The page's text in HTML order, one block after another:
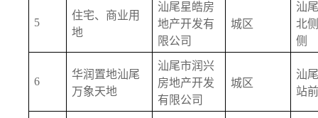
5
住宅、商业用
地
汕尾星皓房
地产开发有
限公司
城区
汕
北
侧
6
华润置地汕尾
万象天地
汕尾市润兴
房地产开发
有限公司
城区
汕
站